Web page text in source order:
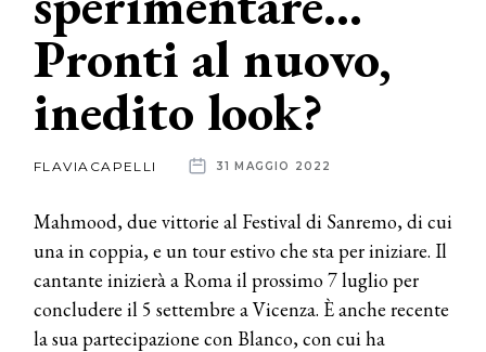
News
dalle
aziende
Pronti al nuovo,
inedito look?
FLAVIACAPELLI 31 MAGGIO 2022
Mahmood, due vittorie al Festival di Sanremo, di cui
una in coppia, e un tour estivo che sta per iniziare. Il
cantante inizierà a Roma il prossimo 7 luglio per
concludere il 5 settembre a Vicenza. È anche recente
la sua partecipazione con Blanco, con cui ha